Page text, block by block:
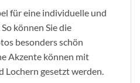
für eine individuelle und
können Sie die
besonders schön
Akzente können mit
Lochern gesetzt werden.